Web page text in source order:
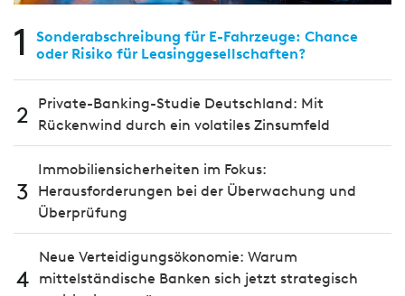
1
Sonderabschreibung für E-Fahrzeuge: Chance
oder Risiko für Leasinggesellschaften?
2
Private-Banking-Studie Deutschland: Mit
Rückenwind durch ein volatiles Zinsumfeld
3
Immobiliensicherheiten im Fokus:
Herausforderungen bei der Überwachung und
Überprüfung
4
Neue Verteidigungsökonomie: Warum
mittelständische Banken sich jetzt strategisch